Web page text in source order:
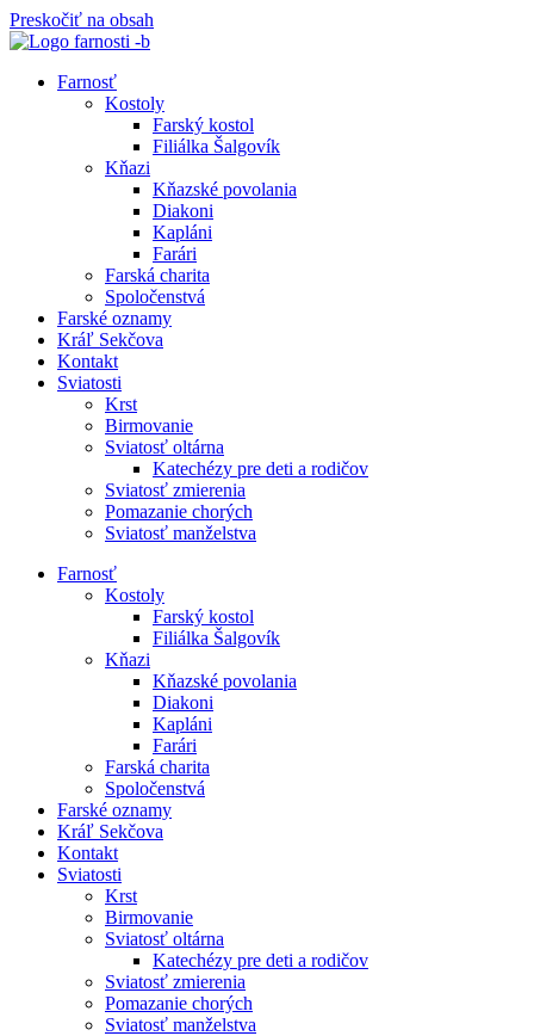
Preskočiť na obsah
Farnosť
Kostoly
Farský kostol
Filiálka Šalgovík
Kňazi
Kňazské povolania
Diakoni
Kapláni
Farári
Farská charita
Spoločenstvá
Farské oznamy
Kráľ Sekčova
Kontakt
Sviatosti
Krst
Birmovanie
Sviatosť oltárna
Katechézy pre deti a rodičov
Sviatosť zmierenia
Pomazanie chorých
Sviatosť manželstva
Farnosť
Kostoly
Farský kostol
Filiálka Šalgovík
Kňazi
Kňazské povolania
Diakoni
Kapláni
Farári
Farská charita
Spoločenstvá
Farské oznamy
Kráľ Sekčova
Kontakt
Sviatosti
Krst
Birmovanie
Sviatosť oltárna
Katechézy pre deti a rodičov
Sviatosť zmierenia
Pomazanie chorých
Sviatosť manželstva